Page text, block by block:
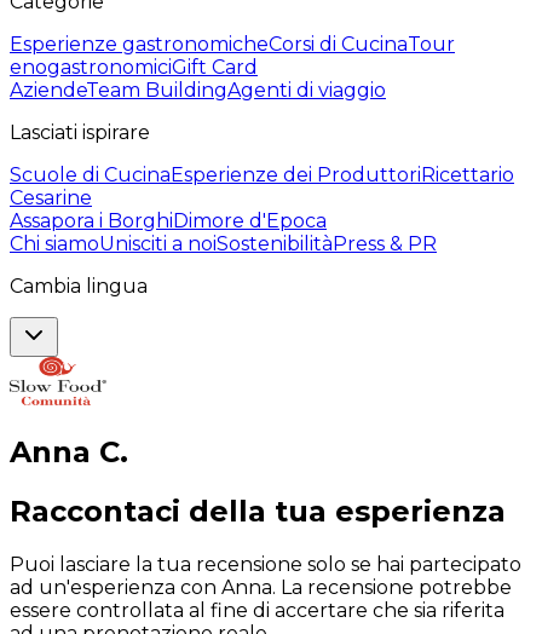
Esperienze gastronomicheCorsi di CucinaTour
enogastronomiciGift Card
AziendeTeam BuildingAgenti di viaggio
Lasciati ispirare
Scuole di CucinaEsperienze dei ProduttoriRicettario
Cesarine
Assapora i BorghiDimore d'Epoca
Chi siamoUnisciti a noiSostenibilitàPress & PR
Cambia lingua
Anna C.
Raccontaci della tua esperienza
Puoi lasciare la tua recensione solo se hai partecipato
ad un'esperienza con Anna. La recensione potrebbe
essere controllata al fine di accertare che sia riferita